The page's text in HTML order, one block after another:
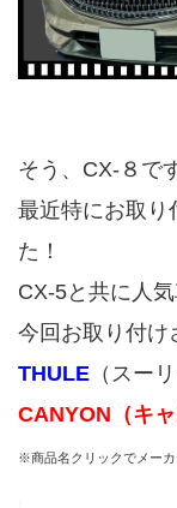
そう、CX-８で
最近特にお取り
た！
CX-5と共に人気
今回お取り付け
THULE （スー
CANYON（キャ
※商品名クリックでメー